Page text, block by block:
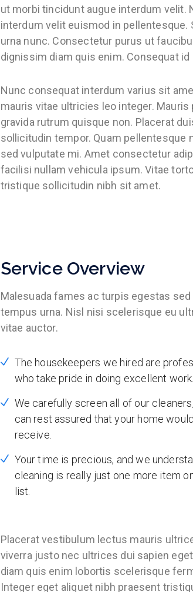
ut morbi tincidunt augue interdum velit.
interdum velit euismod in
urna nunc. Consectetur purus ut
dignissim diam quis enim. Consequat
Nunc consequat interdum varius sit
mauris vitae ultricies leo integer.
gravida rutrum quisque non. Placerat
sollicitudin tempor. Quam pellentesque
sed vulputate mi. Amet consectetur
facilisi nullam vehicula ipsum. Vitae
tristique sollicitudin nibh sit amet.
Service Overview
Malesuada fames ac turpis egestas sed
tempus urna. Nisl nisi scelerisque eu
vitae auctor.
The housekeepers we hired are
who take pride in doing excellent work.
We carefully screen all of our
can rest assured that your home would
receive.
Your time is precious, and we
cleaning is really just one more item
list.
Placerat vestibulum lectus mauris
viverra justo nec ultrices dui sapien
diam quis enim lobortis scelerisque
Integer eget aliquet nibh praesent